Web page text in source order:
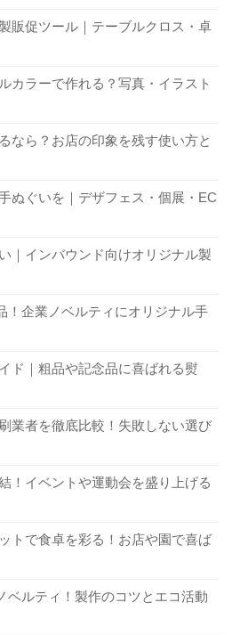
ッキングの魅力は個性を
ョップで販売されているストッ
多く、好みを反映したものを選
る方は、人と違うものを着用し
のです。オリジナル製作では、
たデザインを取り入れることが
ッキングを活用できるシ
クな色味のものが好まれます。
トでは、人より個性をアピール
できるでしょう。また、記念品
、企業や団体への広報効果も上
ので、販促物として気軽に配布
ルの違いは？ それぞれの特徴を知ろう！
を入れており、10枚から製作が
合わせください。
、以下の流れに沿って製作を行
フォームより問い合わせ（電話・
待つ
合わせ（ロット数・デザイン・
してもらう
がりを確認する
利用して業者を比較する
また、サービス内容や納期など
販促ツール｜テーブルクロス・卓
カラーで作れる？写真・イラスト
なら？お店の印象を残す使い方と
ぬぐいを｜デザフェス・個展・EC
｜インバウンド向けオリジナル製
！企業ノベルティにオリジナル手
ド｜粗品や記念品に喜ばれる熨
業者を徹底比較！失敗しない選び
！イベントや運動会を盛り上げる
トで食卓を彩る！お店や園で喜ば
ベルティ！製作のコツとエコ活動